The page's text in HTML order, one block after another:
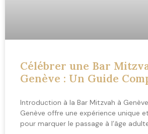
Célébrer une Bar
Genève : Un Guide
Introduction à la Bar Mitzvah à
Genève offre une expérience unique
pour marquer le passage à l’âge